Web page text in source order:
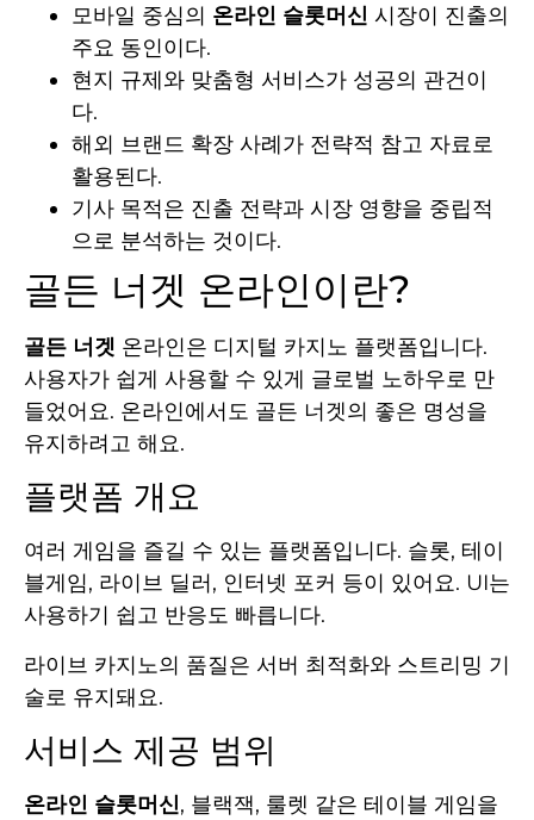
모바일 중심의 온라인 슬롯머신 시장이 진출의
주요 동인이다.
현지 규제와 맞춤형 서비스가 성공의 관건이
다.
해외 브랜드 확장 사례가 전략적 참고 자료로
활용된다.
기사 목적은 진출 전략과 시장 영향을 중립적
으로 분석하는 것이다.
골든 너겟 온라인이란?
골든 너겟 온라인은 디지털 카지노 플랫폼입니다.
사용자가 쉽게 사용할 수 있게 글로벌 노하우로 만
들었어요. 온라인에서도 골든 너겟의 좋은 명성을
유지하려고 해요.
플랫폼 개요
여러 게임을 즐길 수 있는 플랫폼입니다. 슬롯, 테이
블게임, 라이브 딜러, 인터넷 포커 등이 있어요. UI는
사용하기 쉽고 반응도 빠릅니다.
라이브 카지노의 품질은 서버 최적화와 스트리밍 기
술로 유지돼요.
서비스 제공 범위
온라인 슬롯머신, 블랙잭, 룰렛 같은 테이블 게임을